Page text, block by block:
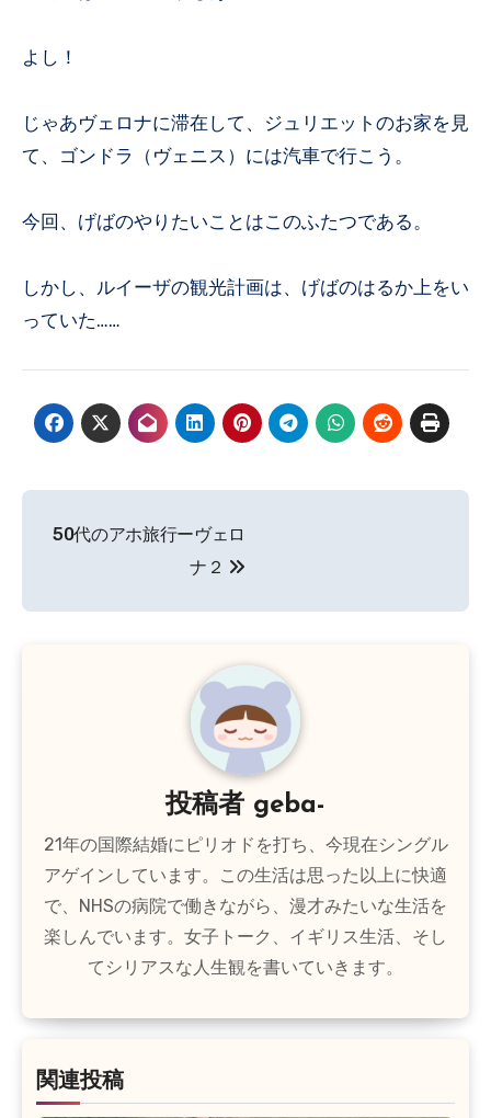
よし！
じゃあヴェロナに滞在して、ジュリエットのお家を見
て、ゴンドラ（ヴェニス）には汽車で行こう。
今回、げばのやりたいことはこのふたつである。
しかし、ルイーザの観光計画は、げばのはるか上をい
っていた……
ナ
ン
50代のアホ旅行ーヴェロ
ナ２
投稿者 geba-
21年の国際結婚にピリオドを打ち、今現在シングル
アゲインしています。この生活は思った以上に快適
で、NHSの病院で働きながら、漫才みたいな生活を
楽しんでいます。女子トーク、イギリス生活、そし
てシリアスな人生観を書いていきます。
関連投稿